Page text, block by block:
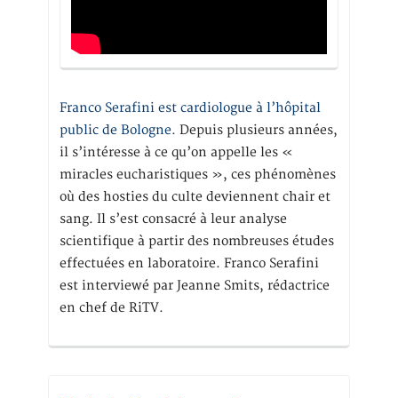
Franco Serafini est cardiologue à l’hôpital
public de Bologne. Depuis plusieurs années,
il s’intéresse à ce qu’on appelle les «
miracles eucharistiques », ces phénomènes
où des hosties du culte deviennent chair et
sang. Il s’est consacré à leur analyse
scientifique à partir des nombreuses études
effectuées en laboratoire. Franco Serafini
est interviewé par Jeanne Smits, rédactrice
en chef de RiTV.